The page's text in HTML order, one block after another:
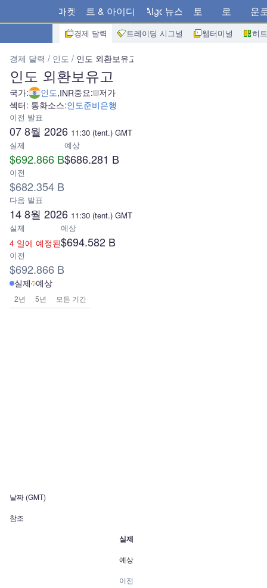
마켓 차트 & 아이디어 Algo 뉴스 스토어 브로커 다운
경제 달력 트레이딩 시그널 웹터미널 히
경제 달력 인도 인도 외환보유고
인도 외환보유고
국가: 인도,INR중요: 저가
섹터: 통화소스:인도준비은행
이전 발표
07 8월 2026 11:30 (tent.) GMT
실제
$692.866 B
예상
$686.281 B
이전
$682.354 B
다음 발표
14 8월 2026 11:30 (tent.) GMT
실제
4 일에 예정된
예상
$694.582 B
이전
$692.866 B
실제 예상
2년 5년 모든 기간
날짜 (GMT)
참조
실제
예상
이전